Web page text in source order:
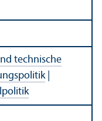
technische
|